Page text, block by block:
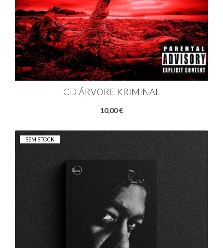
CD ÁRVORE KRIMINAL
10,00 €
SEM STOCK